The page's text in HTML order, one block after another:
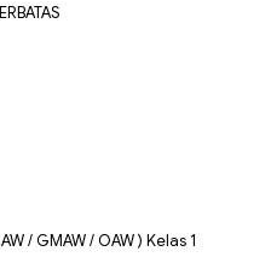
/ GMAW / OAW ) Kelas 1